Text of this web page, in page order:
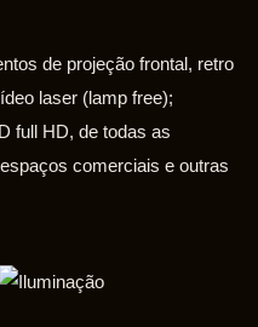
de projeção frontal, retro
laser (lamp free);
full HD, de todas as
comerciais e outras